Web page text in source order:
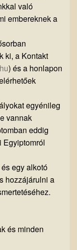
való
embereknek a
ki, a Kontakt
) és a honlapon
egyénileg
vannak
eddig
Egyiptomról
egy alkotó
hozzájárulni a
és minden